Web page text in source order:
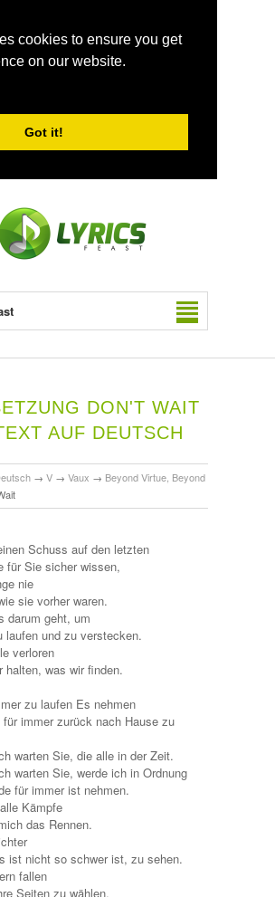
cookies to ensure you get
on our website.
Got it!
DON'T WAIT
AUF DEUTSCH
→ V → Vaux → Beyond Virtue, Beyond
Schuss auf den letzten
für Sie sicher wissen,
nie
sie vorher waren.
darum geht, um
laufen und zu verstecken.
verloren
halten, was wir finden.
zu laufen Es nehmen
immer zurück nach Hause zu
warten Sie, die alle in der Zeit.
warten Sie, werde ich in Ordnung
für immer ist nehmen.
Kämpfe
das Rennen.
ist nicht so schwer ist, zu sehen.
fallen
Seiten zu wählen.